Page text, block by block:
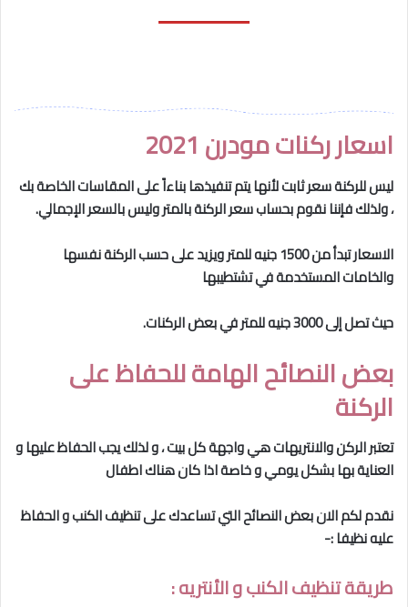
اسعار ركنات مودرن 2021
ليس للركنة سعر ثابت لأنها يتم تنفيذها بناءاً على المقاسات الخاصة بك
، ولذلك فإننا نقوم بحساب سعر الركنة بالمتر وليس بالسعر الإجمالي.
الاسعار تبدأ من 1500 جنيه للمتر ويزيد على حسب الركنة نفسها
والخامات المستخدمة في تشتطيبها
حيث تصل إلى 3000 جنيه للمتر في بعض الركنات.
بعض النصائح الهامة للحفاظ على
الركنة
تعتبر الركن والانتريهات هي واجهة كل بيت ، و لذلك يجب الحفاظ عليها و
العناية بها بشكل يومي و خاصة اذا كان هناك اطفال
نقدم لكم الان بعض النصائح التي تساعدك على تنظيف الكنب و الحفاظ
عليه نظيفا :-
طريقة تنظيف الكنب و الأنتريه :